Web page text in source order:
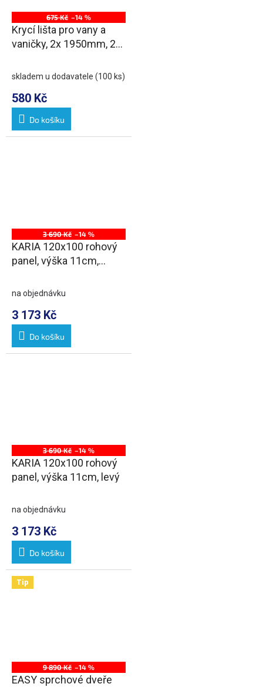
675 Kč –14 %
Krycí lišta pro vany a
vaničky, 2x 1950mm, 2x
skladem u dodavatele (100 ks)
580 Kč
Do košíku
3 690 Kč –14 %
KARIA 120x100 rohový
panel, výška 11cm,
na objednávku
3 173 Kč
Do košíku
3 690 Kč –14 %
KARIA 120x100 rohový
panel, výška 11cm, levý
na objednávku
3 173 Kč
Do košíku
Tip
9 890 Kč –14 %
EASY sprchové dveře